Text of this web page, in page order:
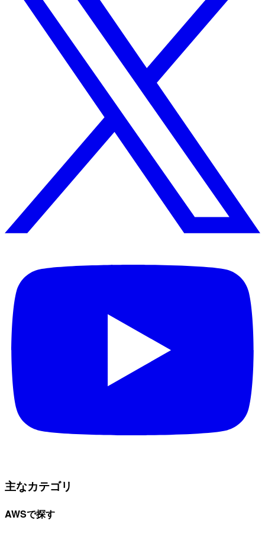
主なカテゴリ
AWSで探す